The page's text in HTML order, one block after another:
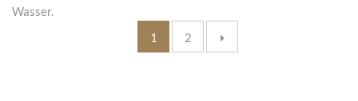
Wasser.
pagination
1 2